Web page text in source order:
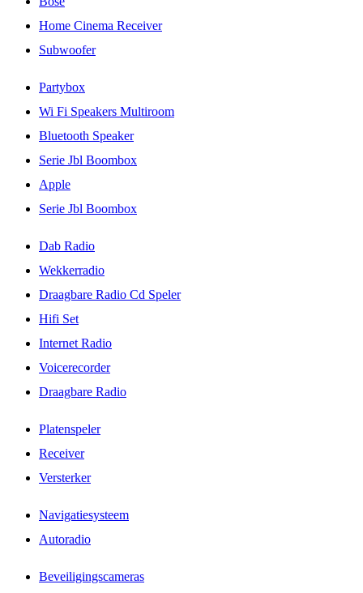
Home Cinema Receiver
Subwoofer
Partybox
Wi Fi Speakers Multiroom
Bluetooth Speaker
Serie Jbl Boombox
Apple
Serie Jbl Boombox
Dab Radio
Wekkerradio
Draagbare Radio Cd Speler
Hifi Set
Internet Radio
Voicerecorder
Draagbare Radio
Platenspeler
Receiver
Versterker
Navigatiesysteem
Autoradio
Beveiligingscameras